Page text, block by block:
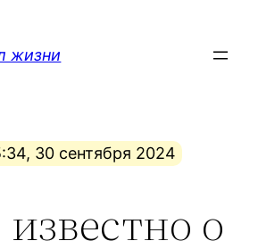
жизни
30 сентября 2024
о